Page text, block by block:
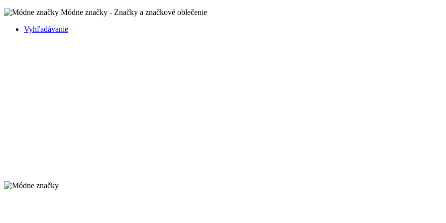
Módne značky - Značky a značkové oblečenie
Vyhľadávanie